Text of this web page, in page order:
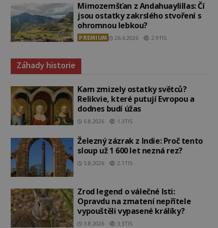
Mimozemšťan z Andahuaylillas: Čí
jsou ostatky zakrslého stvoření s
ohromnou lebkou?
PREMIUM 26.6.2026 2.9TIS
Záhady historie
Kam zmizely ostatky světců?
Relikvie, které putují Evropou a
dodnes budí úžas
6.8.2026 1.3TIS
Železný zázrak z Indie: Proč tento
sloup už 1 600 let nezná rez?
5.8.2026 2.1TIS
Zrod legend o válečné lsti:
Opravdu na zmatení nepřítele
vypouštěli vypasené králíky?
3.8.2026 3.3TIS